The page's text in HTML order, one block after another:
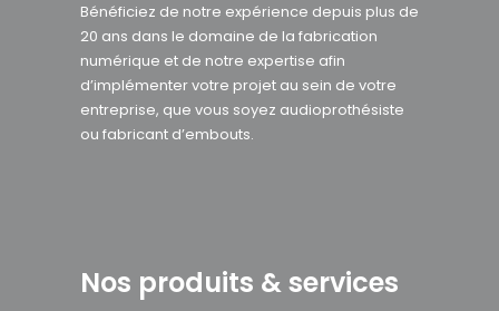
Bénéficiez de notre expérience depuis plus de
20 ans dans le domaine de la fabrication
numérique et de notre expertise afin
d’implémenter votre projet au sein de votre
entreprise, que vous soyez audioprothésiste
ou fabricant d’embouts.
Nos produits & services